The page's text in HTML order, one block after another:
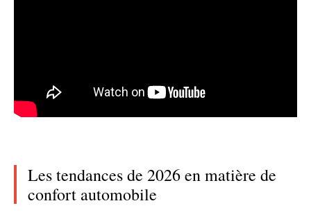
Les tendances de 2026 en matière de
confort automobile